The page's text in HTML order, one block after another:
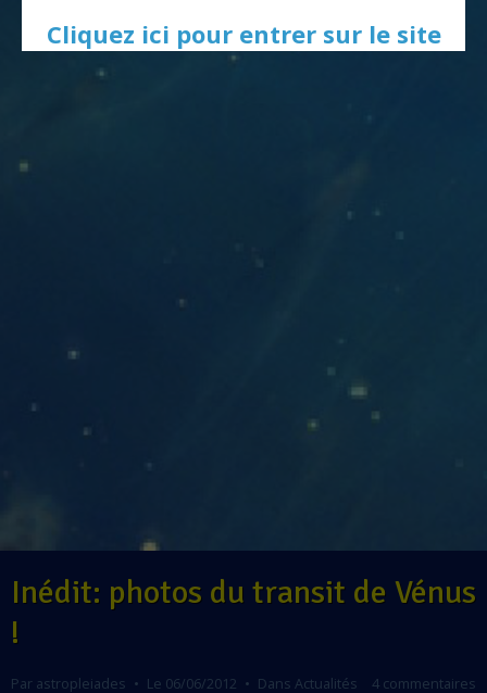
Inédit: photos du transit de Vénus
!
Par astropleiades Le 06/06/2012 Dans Actualités 4 commentaires
Cliquez ici pour entrer sur le site